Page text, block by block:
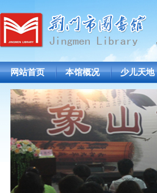
网站首页 本馆概况 少儿天地